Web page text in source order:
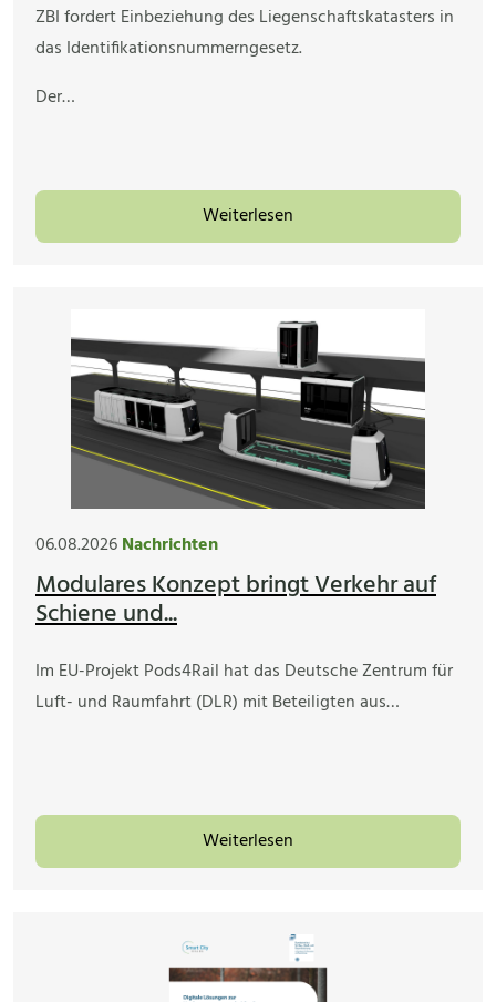
ZBI fordert Einbeziehung des Liegenschaftskatasters in
das Identifikationsnummerngesetz.
Der…
Weiterlesen
06.08.2026Nachrichten
Modulares Konzept bringt Verkehr auf
Schiene und...
Im EU-Projekt Pods4Rail hat das Deutsche Zentrum für
Luft- und Raumfahrt (DLR) mit Beteiligten aus…
Weiterlesen